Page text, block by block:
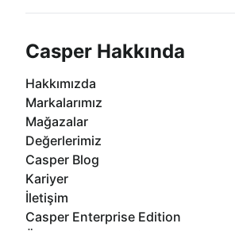
Casper Hakkında
Hakkımızda
Markalarımız
Mağazalar
Değerlerimiz
Casper Blog
Kariyer
İletişim
Casper Enterprise Edition